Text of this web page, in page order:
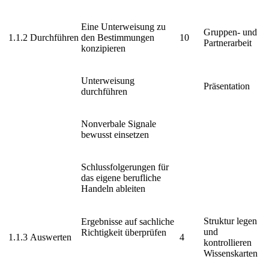
1.1.2 Durchführen
Eine Unterweisung zu
den Bestimmungen
konzipieren
10
Gruppen- und
Partnerarbeit
Unterweisung
durchführen
Präsentation
Nonverbale Signale
bewusst einsetzen
Schlussfolgerungen für
das eigene berufliche
Handeln ableiten
1.1.3 Auswerten
Ergebnisse auf sachliche
Richtigkeit überprüfen
4
Struktur legen
und
kontrollieren
Wissenskarten